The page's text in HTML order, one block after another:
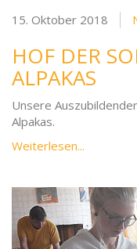
15. Oktober 2018
HOF DER
ALPAKAS
Unsere
Alpakas.
Weiterlesen...